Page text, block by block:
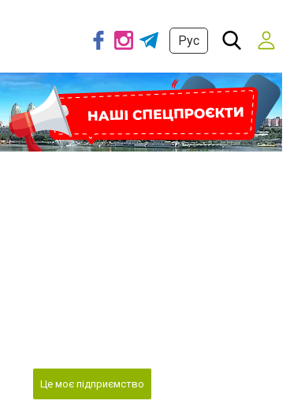
Рус
Це моє підприємство